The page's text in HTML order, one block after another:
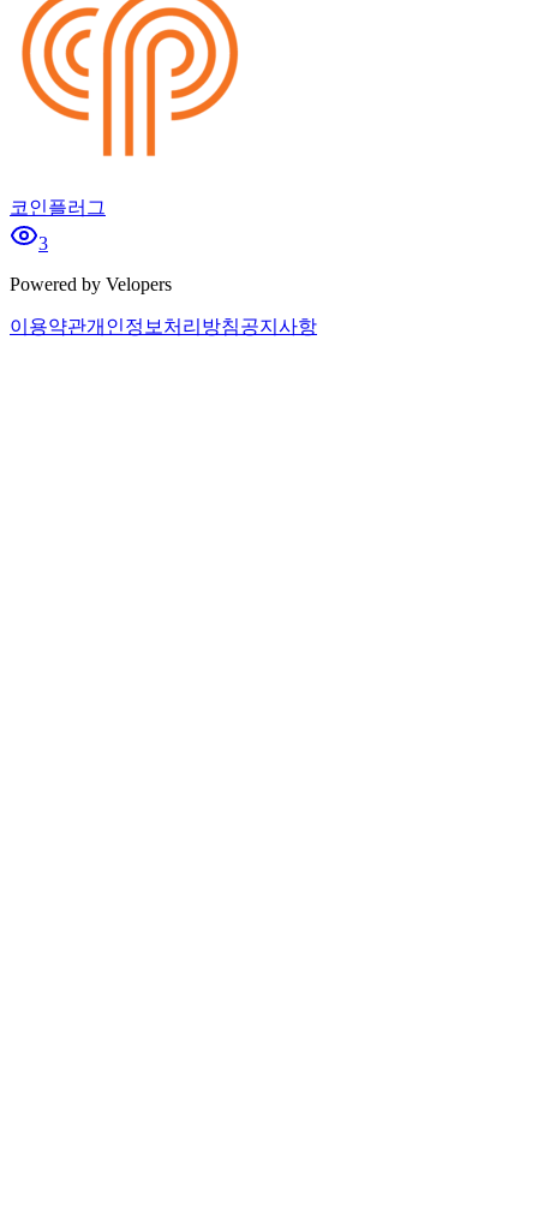
코인플러그
3
Powered by Velopers
이용약관개인정보처리방침공지사항